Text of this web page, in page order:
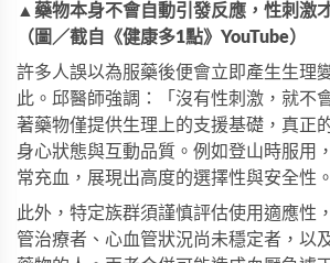
▲藥物本身不會自動引發反應，性刺激
（圖／截自《健康多1點》YouTube）
許多人誤以為服藥後便會立即產生生理
此。邱醫師強調：「沒有性刺激，就不
著藥物僅提供生理上的支援基礎，真正
身心狀態與互動品質。例如登山時服用
常充血，展現出高度的選擇性與安全性。
此外，特定族群須謹慎評估使用適應性
管治療者、心血管狀況尚未穩定者，以